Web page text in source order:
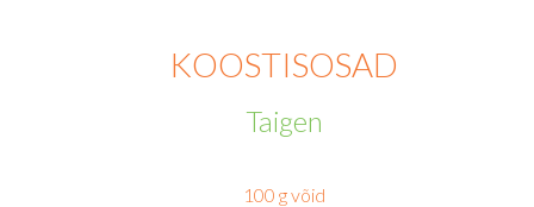
KOOSTISOSAD
Taigen
100 g võid